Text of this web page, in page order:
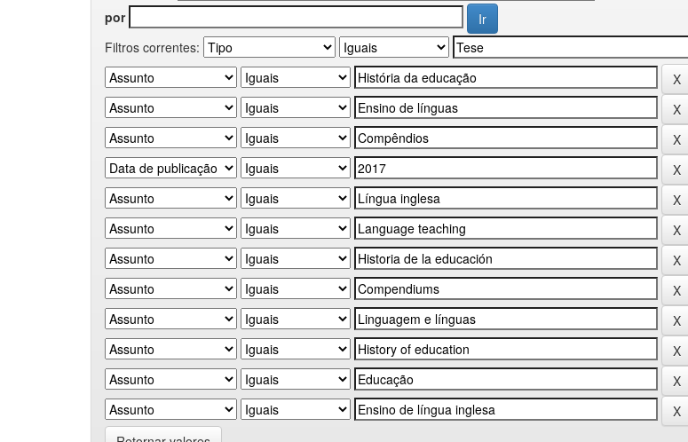
por
Filtros correntes: